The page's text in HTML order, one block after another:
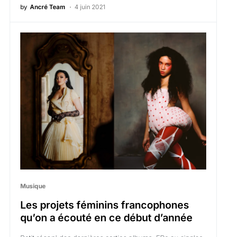
by Ancré Team 4 juin 2021
Musique
Les projets féminins francophones
qu’on a écouté en ce début d’année